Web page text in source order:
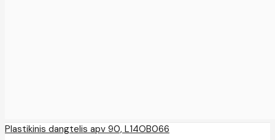
Plastikinis dangtelis apv 90, L14OB066